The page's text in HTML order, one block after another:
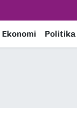
Ekonomi Politika